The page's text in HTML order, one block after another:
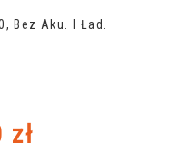
Bez Aku. I Ład.